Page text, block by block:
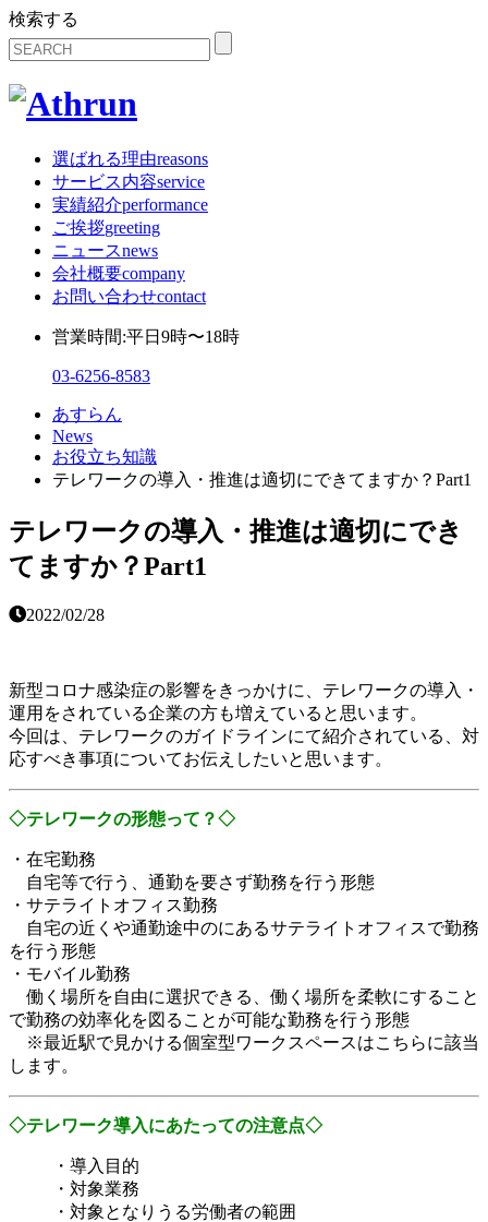
検索する
選ばれる理由reasons
サービス内容service
実績紹介performance
ご挨拶greeting
ニュースnews
会社概要company
お問い合わせcontact
営業時間:平日9時〜18時
03-6256-8583
あすらん
News
お役立ち知識
テレワークの導入・推進は適切にできてますか？Part1
テレワークの導入・推進は適切にでき
てますか？Part1
2022/02/28
新型コロナ感染症の影響をきっかけに、テレワークの導入・
運用をされている企業の方も増えていると思います。
今回は、テレワークのガイドラインにて紹介されている、対
応すべき事項についてお伝えしたいと思います。
◇テレワークの形態って？◇
・在宅勤務
自宅等で行う、通勤を要さず勤務を行う形態
・サテライトオフィス勤務
自宅の近くや通勤途中のにあるサテライトオフィスで勤務
を行う形態
・モバイル勤務
働く場所を自由に選択できる、働く場所を柔軟にすること
で勤務の効率化を図ることが可能な勤務を行う形態
※最近駅で見かける個室型ワークスペースはこちらに該当
します。
◇テレワーク導入にあたっての注意点◇
・導入目的
・対象業務
・対象となりうる労働者の範囲